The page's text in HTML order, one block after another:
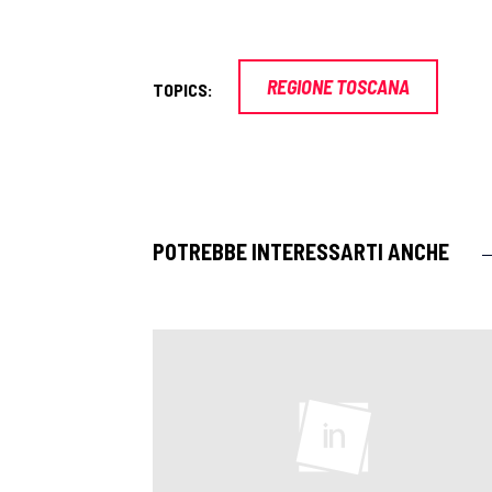
TOPICS: REGIONE TOSCANA
POTREBBE INTERESSARTI ANCHE